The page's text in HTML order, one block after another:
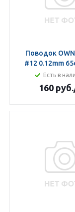
Поводок
#12 0.12mm
Есть в
160 руб.